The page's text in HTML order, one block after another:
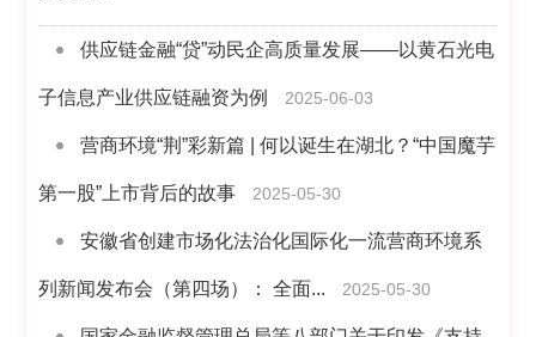
供应链金融“贷”动民企高质量发展——以黄石光电
子信息产业供应链融资为例 2025-06-03
营商环境“荆”彩新篇 | 何以诞生在湖北？“中国魔芋
第一股”上市背后的故事 2025-05-30
安徽省创建市场化法治化国际化一流营商环境系
列新闻发布会（第四场）： 全面... 2025-05-30